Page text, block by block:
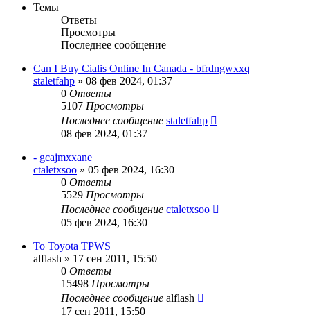
Темы
Ответы
Просмотры
Последнее сообщение
Can I Buy Cialis Online In Canada - bfrdngwxxq
staletfahp » 08 фев 2024, 01:37
0 Ответы
5107 Просмотры
Последнее сообщение staletfahp
08 фев 2024, 01:37
- gcajmxxane
ctaletxsoo » 05 фев 2024, 16:30
0 Ответы
5529 Просмотры
Последнее сообщение ctaletxsoo
05 фев 2024, 16:30
To Toyota TPWS
alflash » 17 сен 2011, 15:50
0 Ответы
15498 Просмотры
Последнее сообщение alflash
17 сен 2011, 15:50